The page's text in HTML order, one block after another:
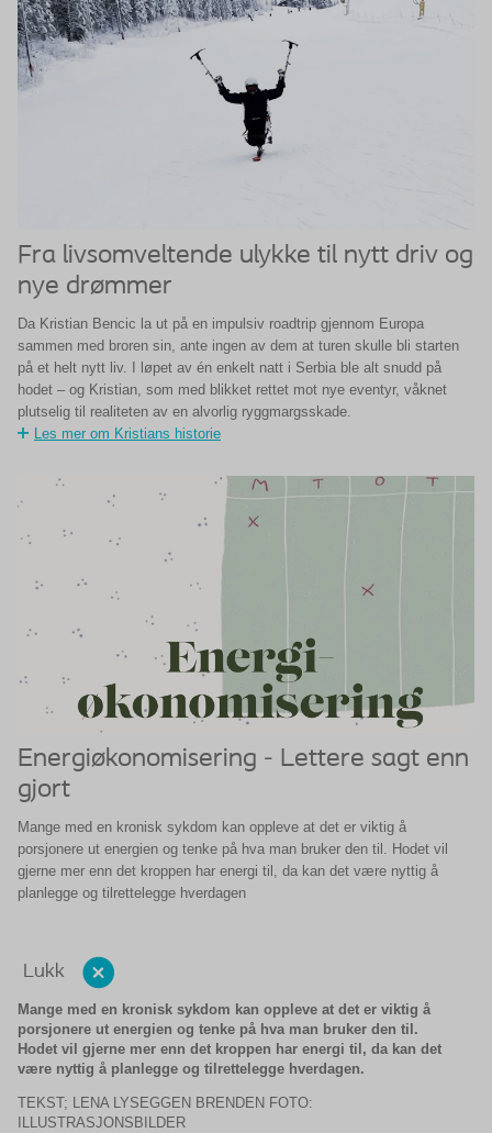
Fra livsomveltende ulykke til nytt driv og
nye drømmer
Da Kristian Bencic la ut på en impulsiv roadtrip gjennom Europa
sammen med broren sin, ante ingen av dem at turen skulle bli starten
på et helt nytt liv. I løpet av én enkelt natt i Serbia ble alt snudd på
hodet – og Kristian, som med blikket rettet mot nye eventyr, våknet
plutselig til realiteten av en alvorlig ryggmargsskade.
Les mer om Kristians historie
Energiøkonomisering - Lettere sagt enn
gjort
Mange med en kronisk sykdom kan oppleve at det er viktig å
porsjonere ut energien og tenke på hva man bruker den til. Hodet vil
gjerne mer enn det kroppen har energi til, da kan det være nyttig å
planlegge og tilrettelegge hverdagen
Lukk
Mange med en kronisk sykdom kan oppleve at det er viktig å
porsjonere ut energien og tenke på hva man bruker den til.
Hodet vil gjerne mer enn det kroppen har energi til, da kan det
være nyttig å planlegge og tilrettelegge hverdagen.
TEKST; LENA LYSEGGEN BRENDEN FOTO:
ILLUSTRASJONSBILDER